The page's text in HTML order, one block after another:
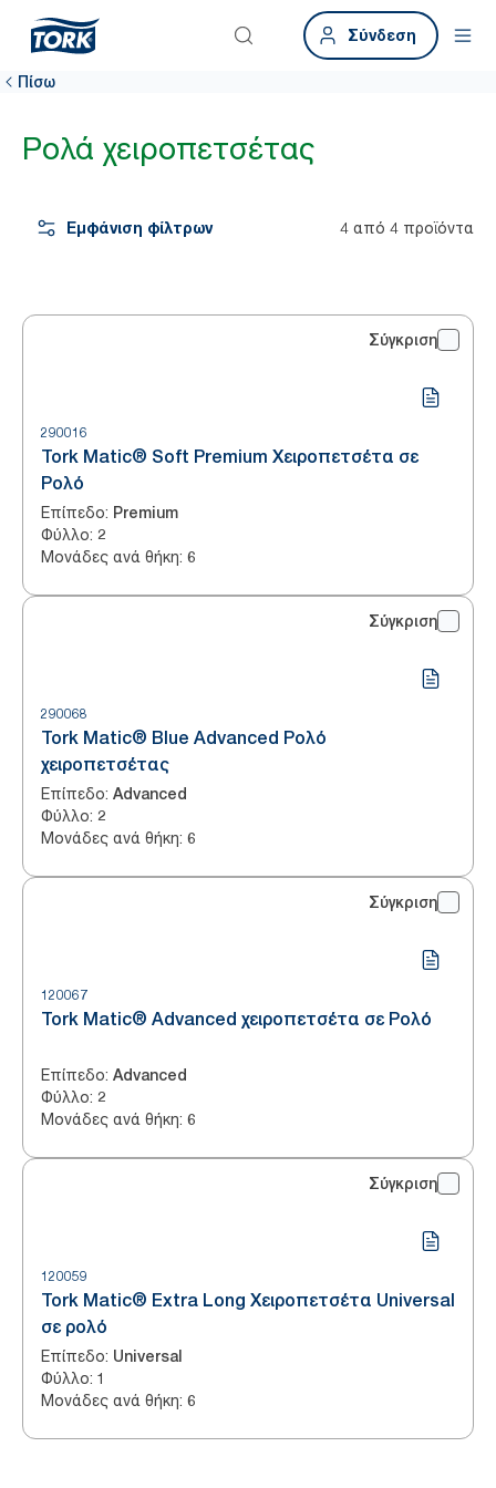
Σύνδεση
Πίσω
Ρολά χειροπετσέτας
Εμφάνιση φίλτρων 4 από 4 προϊόντα
Σύγκριση
290016
Tork Matic® Soft Premium Χειροπετσέτα σε
Ρολό
Επίπεδο: Premium
Φύλλο: 2
Μονάδες ανά θήκη: 6
Σύγκριση
290068
Tork Matic® Blue Advanced Ρολό
χειροπετσέτας
Επίπεδο: Advanced
Φύλλο: 2
Μονάδες ανά θήκη: 6
Σύγκριση
120067
Tork Matic® Advanced χειροπετσέτα σε Ρολό
Επίπεδο: Advanced
Φύλλο: 2
Μονάδες ανά θήκη: 6
Σύγκριση
120059
Tork Matic® Extra Long Χειροπετσέτα Universal
σε ρολό
Επίπεδο: Universal
Φύλλο: 1
Μονάδες ανά θήκη: 6